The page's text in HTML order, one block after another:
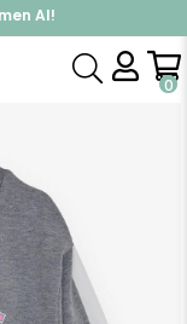
Al!
Üye Ol!
0